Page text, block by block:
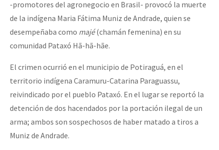
-promotores del agronegocio en Brasil- provocó la muerte
de la indígena Maria Fátima Muniz de Andrade, quien se
desempeñaba como majé(chamán femenina) en su
comunidad Pataxó Hã-hã-hãe.
El crimen ocurrió en el municipio de Potiraguá, en el
territorio indígena Caramuru-Catarina Paraguassu,
reivindicado por el pueblo Pataxó. En el lugar se reportó la
detención de dos hacendados por la portación ilegal de un
arma; ambos son sospechosos de haber matado a tiros a
Muniz de Andrade.